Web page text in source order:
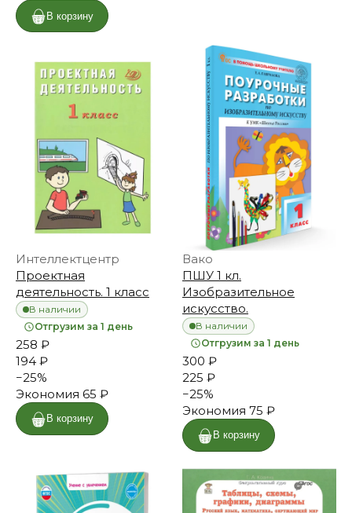
В корзину
Интеллектцентр
Проектная
деятельность. 1 класс
В наличии
Отгрузим за 1 день
258 ₽
194 ₽
−25%
Экономия 65 ₽
В корзину
Вако
ПШУ 1 кл.
Изобразительное
искусство.
В наличии
Отгрузим за 1 день
300 ₽
225 ₽
−25%
Экономия 75 ₽
В корзину